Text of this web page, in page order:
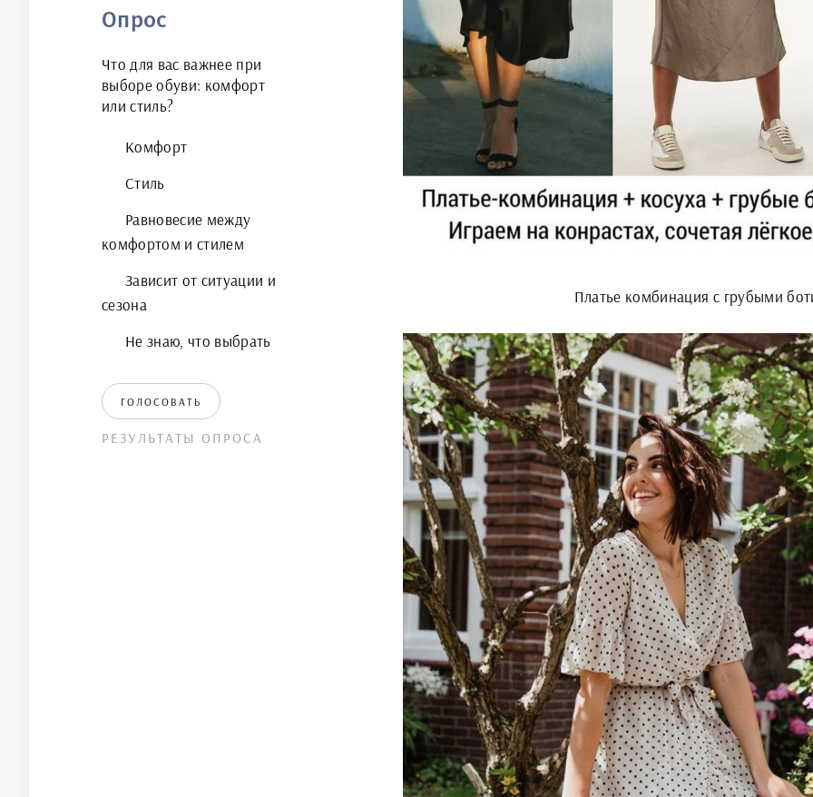
Опрос
Что для вас важнее при
выборе обуви: комфорт
или стиль?
Комфорт
Стиль
Равновесие между
комфортом и стилем
Зависит от ситуации и
сезона
Не знаю, что выбрать
ГОЛОСОВАТЬ
РЕЗУЛЬТАТЫ ОПРОСА
Платье комбинация с грубыми